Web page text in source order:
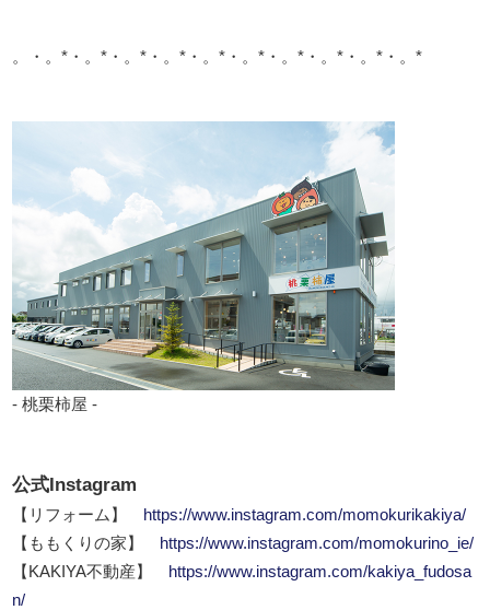
。・。*・。*・。*・。*・。*・。*・。*・。*・。*・。*
- 桃栗柿屋 -
公式Instagram
【リフォーム】
https://www.instagram.com/momokurikakiya/
【ももくりの家】
https://www.instagram.com/momokurino_ie/
【KAKIYA不動産】
https://www.instagram.com/kakiya_fudosa
n/